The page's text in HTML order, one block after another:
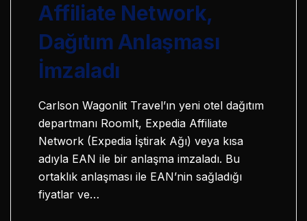
Affiliate Network,
Dağıtım Anlaşması
İmzaladı
Carlson Wagonlit Travel’ın yeni otel dağıtım
departmanı RoomIt, Expedia Affiliate
Network (Expedia İştirak Ağı) veya kısa
adıyla EAN ile bir anlaşma imzaladı. Bu
ortaklık anlaşması ile EAN’nin sağladığı
fiyatlar ve…